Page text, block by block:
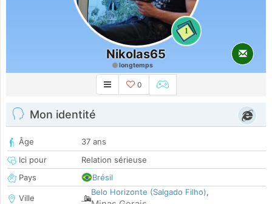
1
Nikolas65
longtemps
0
Mon identité
Âge
37 ans
Ici pour
Relation sérieuse
Pays
Brésil
Ville
Belo Horizonte (Salgado Filho),